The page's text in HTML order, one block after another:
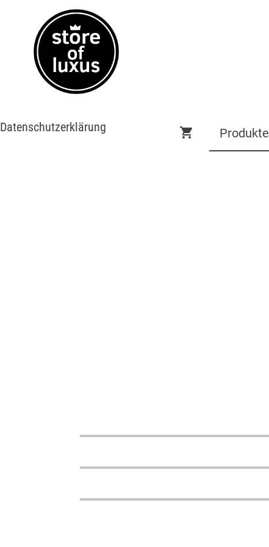
Datenschutzerklärung